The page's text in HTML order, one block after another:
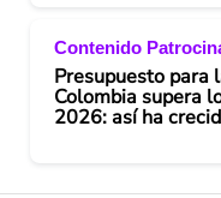
Contenido
Presupuesto para
Colombia supera
2026: así ha